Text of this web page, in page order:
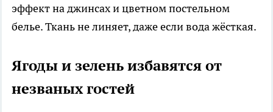
эффект на джинсах и цветном постельном
белье. Ткань не линяет, даже если вода жёсткая.
Ягоды и зелень избавятся от
незваных гостей